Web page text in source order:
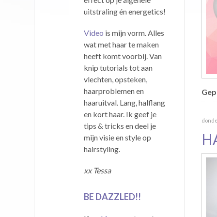
uitstraling én energetics!
Video is mijn vorm. Alles
wat met haar te maken
heeft komt voorbij. Van
knip tutorials tot aan
vlechten, opsteken,
haarproblemen en
haaruitval. Lang, halflang
en kort haar. Ik geef je
tips & tricks en deel je
mijn visie en style op
hairstyling.
xx Tessa
BE DAZZLED!!